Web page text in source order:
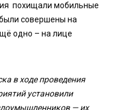
похищали мобильные
совершены на
одно – на лице
в ходе проведения
установили
— их